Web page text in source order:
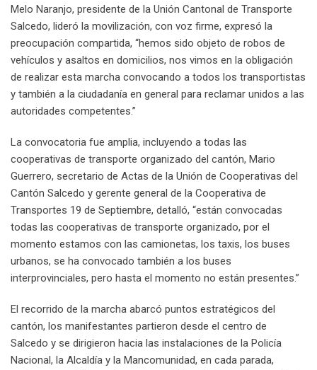
Melo Naranjo, presidente de la Unión Cantonal de Transporte
Salcedo, lideró la movilización, con voz firme, expresó la
preocupación compartida, “hemos sido objeto de robos de
vehículos y asaltos en domicilios, nos vimos en la obligación
de realizar esta marcha convocando a todos los transportistas
y también a la ciudadanía en general para reclamar unidos a las
autoridades competentes.”
La convocatoria fue amplia, incluyendo a todas las
cooperativas de transporte organizado del cantón, Mario
Guerrero, secretario de Actas de la Unión de Cooperativas del
Cantón Salcedo y gerente general de la Cooperativa de
Transportes 19 de Septiembre, detalló, “están convocadas
todas las cooperativas de transporte organizado, por el
momento estamos con las camionetas, los taxis, los buses
urbanos, se ha convocado también a los buses
interprovinciales, pero hasta el momento no están presentes.”
El recorrido de la marcha abarcó puntos estratégicos del
cantón, los manifestantes partieron desde el centro de
Salcedo y se dirigieron hacia las instalaciones de la Policía
Nacional, la Alcaldía y la Mancomunidad, en cada parada,